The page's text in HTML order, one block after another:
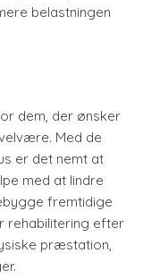
belastningen
dem, der ønsker
Med de
er det nemt at
med at lindre
fremtidige
rehabilitering efter
præstation,